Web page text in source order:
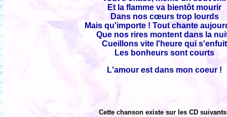
Et la flamme va bientôt mourir
Dans nos cœurs trop lourds
Mais qu'importe ! Tout chante
Que nos rires montent dans la
Cueillons vite l'heure qui s'enfuit
Les bonheurs sont courts
L'amour est dans mon coeur !
Cette chanson existe sur les CD